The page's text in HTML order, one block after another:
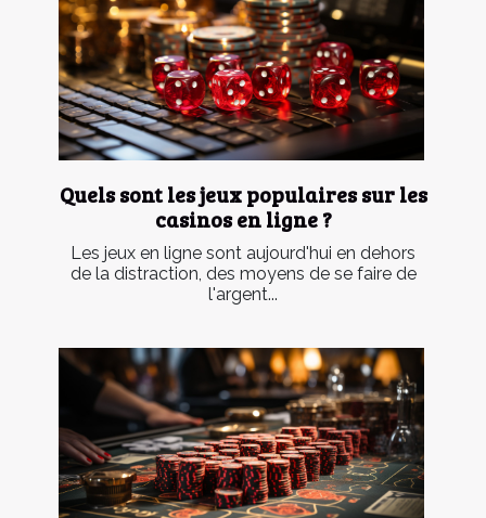
Quels sont les jeux populaires sur les
casinos en ligne ?
Les jeux en ligne sont aujourd'hui en dehors
de la distraction, des moyens de se faire de
l'argent...